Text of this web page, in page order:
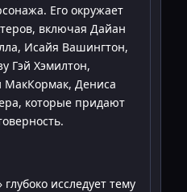
Его окружает
включая Дайан
Исайя Вашингтон,
Гэй Хэмилтон,
Дениса
которые придают
исследует тему